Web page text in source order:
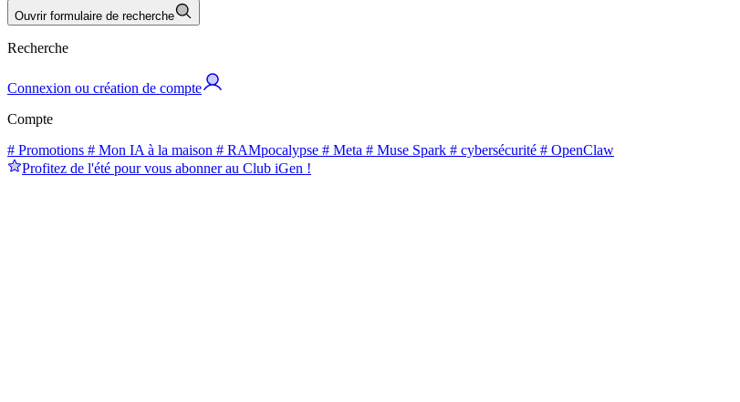
Ouvrir formulaire de recherche
Recherche
Connexion ou création de compte
Compte
# Promotions # Mon IA à la maison # RAMpocalypse # Meta # Muse Spark # cybersécurité # OpenClaw
Profitez de l'été pour vous abonner au Club iGen !